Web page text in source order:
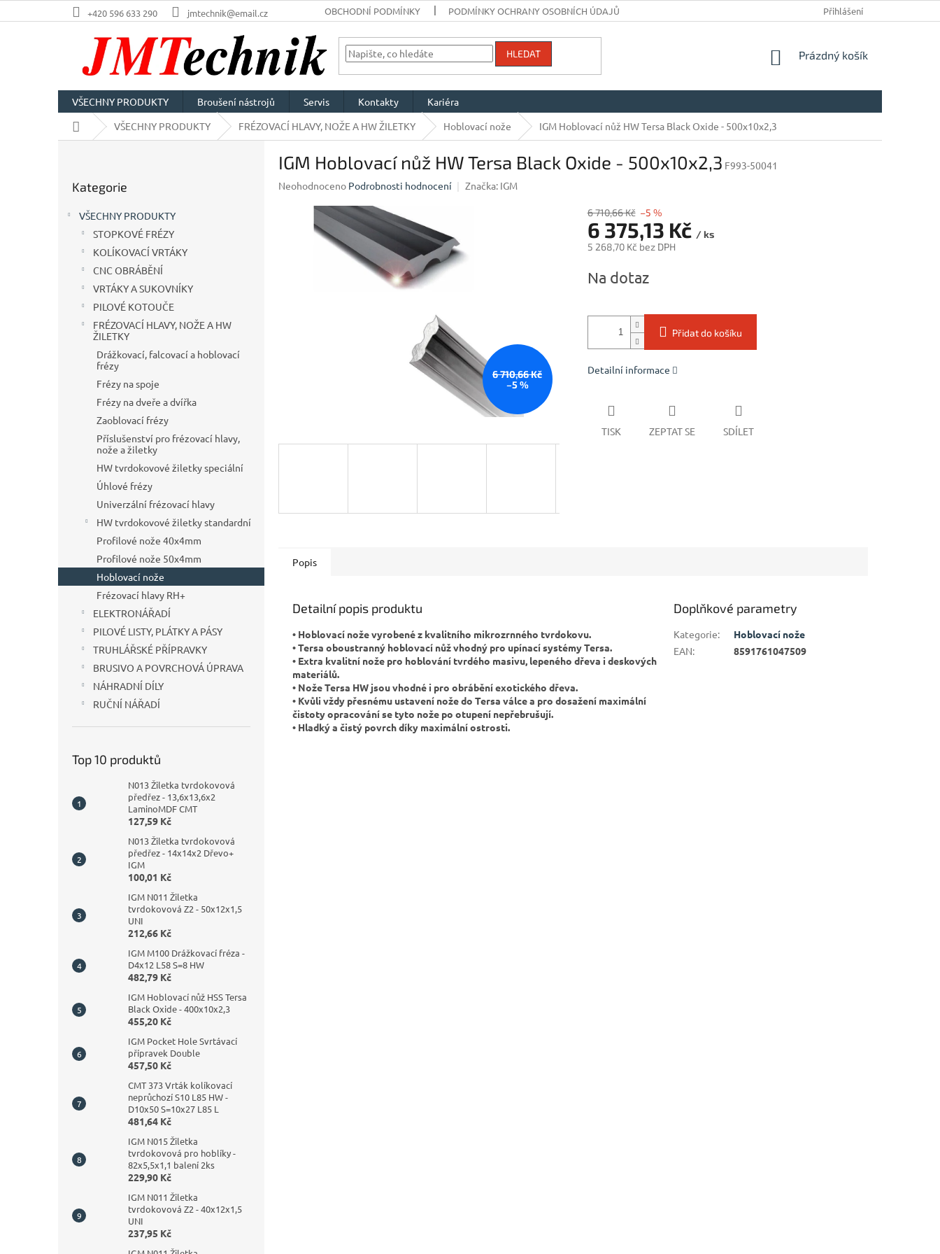
na
+420 596 633 290 jmtechnik@email.cz OBCHODNÍ PODMÍNKY PODMÍNKY OCHRANY OSOBNÍCH ÚDAJŮ Přihlášení
HLEDAT
NÁKUPNÍ
Prázdný košík
VŠECHNY PRODUKTY Broušení nástrojů Servis Kontakty
Kariéra
Domů VŠECHNY PRODUKTY FRÉZOVACÍ HLAVY, NOŽE A HW ŽILETKY Hoblovací nože IGM Hoblovací nůž HW Tersa Black Oxide - 500x10x2,3
kategorie
Kategorie
VŠECHNY PRODUKTY
STOPKOVÉ FRÉZY
KOLÍKOVACÍ VRTÁKY
CNC OBRÁBĚNÍ
VRTÁKY A SUKOVNÍKY
PILOVÉ KOTOUČE
FRÉZOVACÍ HLAVY, NOŽE A HW
ŽILETKY
Drážkovací, falcovací a hoblovací
frézy
Frézy na spoje
Frézy na dveře a dvířka
Zaoblovací frézy
Příslušenství pro frézovací hlavy,
nože a žiletky
HW tvrdokovové žiletky speciální
Úhlové frézy
Univerzální frézovací hlavy
HW tvrdokovové žiletky standardní
Profilové nože 40x4mm
Profilové nože 50x4mm
Hoblovací nože
Frézovací hlavy RH+
ELEKTRONÁŘADÍ
PILOVÉ LISTY, PLÁTKY A PÁSY
TRUHLÁŘSKÉ PŘÍPRAVKY
BRUSIVO A POVRCHOVÁ ÚPRAVA
NÁHRADNÍ DÍLY
RUČNÍ NÁŘADÍ
Top 10 produktů
N013 Žiletka tvrdokovová
předřez - 13,6x13,6x2
LaminoMDF CMT
127,59 Kč
N013 Žiletka tvrdokovová
předřez - 14x14x2 Dřevo+
IGM
100,01 Kč
IGM N011 Žiletka
tvrdokovová Z2 - 50x12x1,5
UNI
212,66 Kč
IGM M100 Drážkovací fréza -
D4x12 L58 S=8 HW
482,79 Kč
IGM Hoblovací nůž HSS Tersa
Black Oxide - 400x10x2,3
455,20 Kč
IGM Pocket Hole Svrtávací
přípravek Double
457,50 Kč
CMT 373 Vrták kolíkovací
neprůchozí S10 L85 HW -
D10x50 S=10x27 L85 L
481,64 Kč
IGM N015 Žiletka
tvrdokovová pro hoblíky -
82x5,5x1,1 balení 2ks
229,90 Kč
IGM N011 Žiletka
tvrdokovová Z2 - 40x12x1,5
UNI
237,95 Kč
IGM Hoblovací nůž HW Tersa Black Oxide - 500x10x2,3 F993-50041
Průměrné
produktu
Neohodnoceno Podrobnosti hodnocení Značka: IGM
6 710,66 Kč
–5 %
6 710,66 Kč –5 %
6 375,13 Kč / ks
5 268,70 Kč bez DPH
cena:
Na dotaz
Přidat do košíku
Detailní informace
TISK ZEPTAT SE SDÍLET
Popis
Detailní popis produktu
• Hoblovací nože vyrobené z kvalitního mikrozrnného tvrdokovu.
• Tersa oboustranný hoblovací nůž vhodný pro upínací systémy Tersa.
• Extra kvalitní nože pro hoblování tvrdého masivu, lepeného dřeva i deskových
materiálů.
• Nože Tersa HW jsou vhodné i pro obrábění exotického dřeva.
• Kvůli vždy přesnému ustavení nože do Tersa válce a pro dosažení maximální
čistoty opracování se tyto nože po otupení nepřebrušují.
• Hladký a čistý povrch díky maximální ostrosti.
Doplňkové parametry
Kategorie:
Hoblovací nože
EAN: 8591761047509